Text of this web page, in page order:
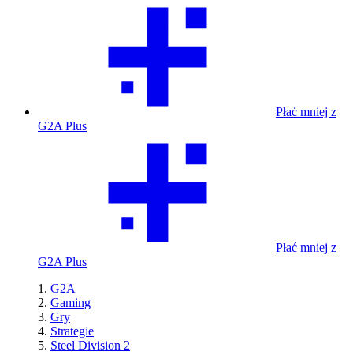
Płać mniej z
G2A Plus
Płać mniej z
G2A Plus
G2A
Gaming
Gry
Strategie
Steel Division 2